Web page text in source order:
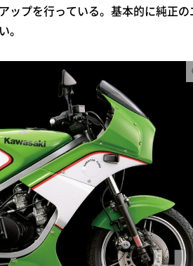
ップを行っている。基本的に純正
。